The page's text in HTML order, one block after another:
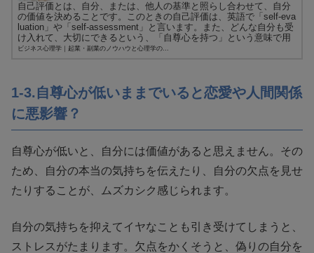
自己評価とは、自分、または、他人の基準と照らし合わせて、自分
の価値を決めることです。このときの自己評価は、英語で「self-eva
luation」や「self-assessment」と言います。また、どんな自分も受
け入れて、大切にできるという、「自尊心を持つ」という意味で用
い...
ビジネス心理学｜起業・副業のノウハウと心理学の...
1-3.自尊心が低いままでいると恋愛や人間関係
に悪影響？
自尊心が低いと、自分には価値があると思えません。その
ため、自分の本当の気持ちを伝えたり、自分の欠点を見せ
たりすることが、ムズカシク感じられます。
自分の気持ちを抑えてイヤなことも引き受けてしまうと、
ストレスがたまります。欠点をかくそうと、偽りの自分を